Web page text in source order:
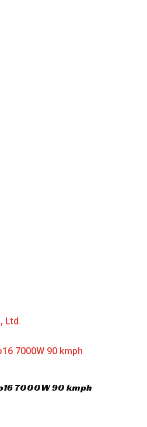
Ltd.
7000W 90 kmph